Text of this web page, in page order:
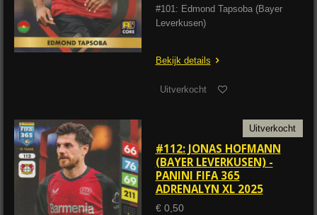
#101: Edmond Tapsoba (Bayer
Leverkusen)
Bekijk details
Uitverkocht
Uitverkocht
#112: JONAS HOFMANN
(BAYER LEVERKUSEN) -
PANINI FIFA 365
ADRENALYN XL 2025
€ 0,50